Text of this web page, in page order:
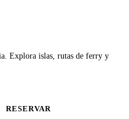
Explora islas, rutas de ferry y
RESERVAR